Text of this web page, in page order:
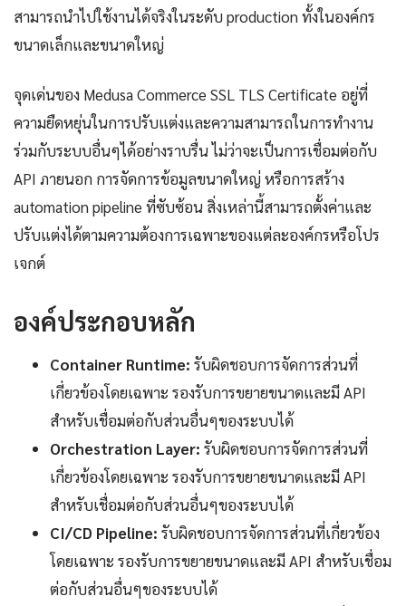
สามารถนำไปใช้งานได้จริงในระดับ production ทั้งในองค์กร
ขนาดเล็กและขนาดใหญ่
จุดเด่นของ Medusa Commerce SSL TLS Certificate อยู่ที่
ความยืดหยุ่นในการปรับแต่งและความสามารถในการทำงาน
ร่วมกับระบบอื่นๆได้อย่างราบรื่น ไม่ว่าจะเป็นการเชื่อมต่อกับ
API ภายนอก การจัดการข้อมูลขนาดใหญ่ หรือการสร้าง
automation pipeline ที่ซับซ้อน สิ่งเหล่านี้สามารถตั้งค่าและ
ปรับแต่งได้ตามความต้องการเฉพาะของแต่ละองค์กรหรือโปร
เจกต์
องค์ประกอบหลัก
Container Runtime: รับผิดชอบการจัดการส่วนที่
เกี่ยวข้องโดยเฉพาะ รองรับการขยายขนาดและมี API
สำหรับเชื่อมต่อกับส่วนอื่นๆของระบบได้
Orchestration Layer: รับผิดชอบการจัดการส่วนที่
เกี่ยวข้องโดยเฉพาะ รองรับการขยายขนาดและมี API
สำหรับเชื่อมต่อกับส่วนอื่นๆของระบบได้
CI/CD Pipeline: รับผิดชอบการจัดการส่วนที่เกี่ยวข้อง
โดยเฉพาะ รองรับการขยายขนาดและมี API สำหรับเชื่อม
ต่อกับส่วนอื่นๆของระบบได้